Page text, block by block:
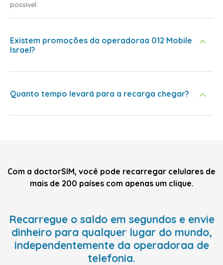
possível.
Existem promoções da operadoraa 012 Mobile
Israel?
Quanto tempo levará para a recarga chegar?
Com a doctorSIM, você pode recarregar celulares de
mais de 200 países com apenas um clique.
Recarregue o saldo em segundos e envie
dinheiro para qualquer lugar do mundo,
independentemente da operadoraa de
telefonia.